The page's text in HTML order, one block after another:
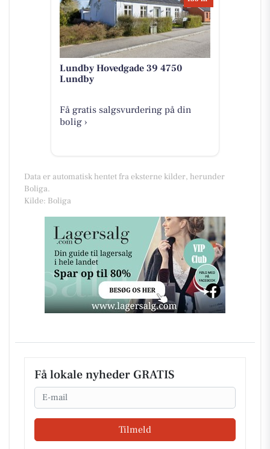
Lundby Hovedgade 39 4750
Lundby
Få gratis salgsvurdering på din
bolig ›
Data er automatisk hentet fra eksterne kilder, herunder
Boliga.
Kilde: Boliga
Få lokale nyheder GRATIS
Email
Tilmeld